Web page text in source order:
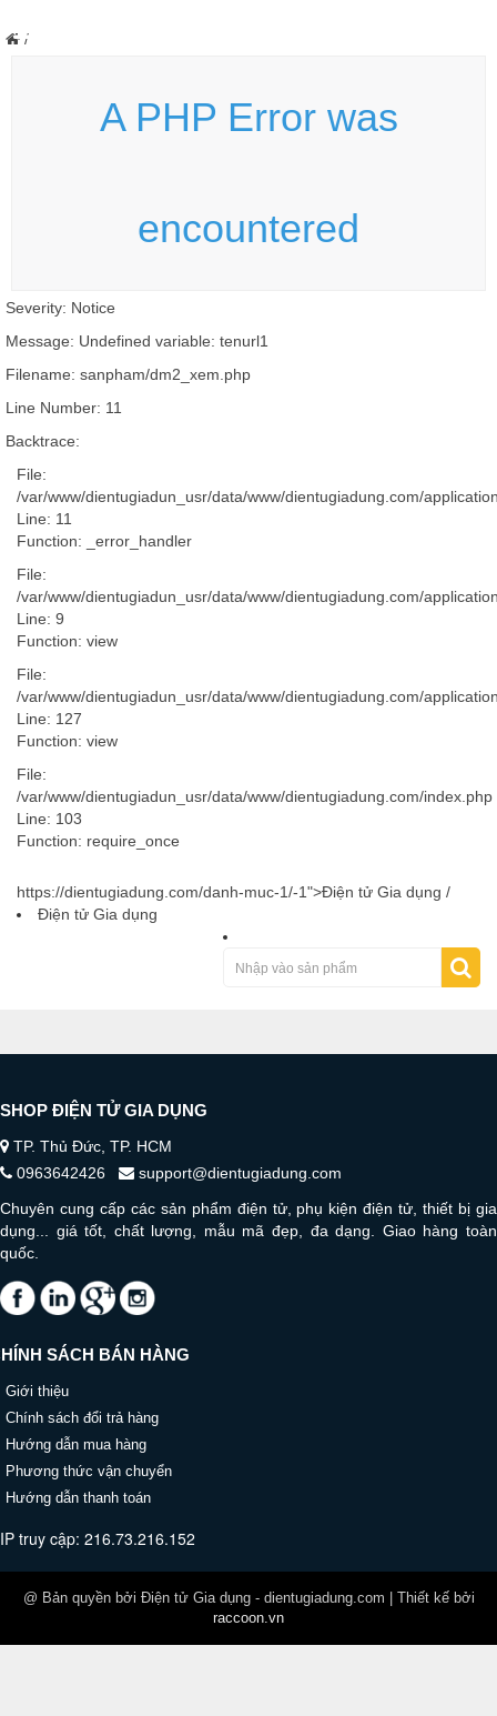
/
A PHP Error was
encountered
Severity: Notice
Message: Undefined variable: tenurl1
Filename: sanpham/dm2_xem.php
Line Number: 11
Backtrace:
File:
/var/www/dientugiadun_usr/data/www/dientugiadung.com/
Line: 11
Function: _error_handler
File:
/var/www/dientugiadun_usr/data/www/dientugiadung.com/
Line: 9
Function: view
File:
/var/www/dientugiadun_usr/data/www/dientugiadung.com/
Line: 127
Function: view
File:
/var/www/dientugiadun_usr/data/www/dientugiadung.com/index.php
Line: 103
Function: require_once
https://dientugiadung.com/danh-muc-1/-1">Điện tử Gia dụng /
Điện tử Gia dụng
SHOP ĐIỆN TỬ GIA DỤNG
TP. Thủ Đức, TP. HCM
0963642426
support@dientugiadung.com
Chuyên cung cấp các sản phẩm điện tử, phụ kiện điện tử, thiết bị gia
dụng... giá tốt, chất lượng, mẫu mã đẹp, đa dạng. Giao hàng toàn
quốc.
SÁCH BÁN HÀNG
Giới thiệu
Chính sách đổi trả hàng
Hướng dẫn mua hàng
Phương thức vận chuyển
Hướng dẫn thanh toán
IP truy cập: 216.73.216.152
@ Bản quyền bởi Điện tử Gia dụng - dientugiadung.com | Thiết kế bởi
raccoon.vn